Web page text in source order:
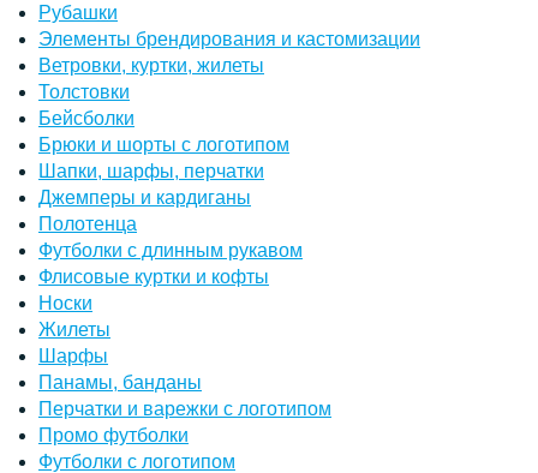
Рубашки
Элементы брендирования и кастомизации
Ветровки, куртки, жилеты
Толстовки
Бейсболки
Брюки и шорты с логотипом
Шапки, шарфы, перчатки
Джемперы и кардиганы
Полотенца
Футболки с длинным рукавом
Флисовые куртки и кофты
Носки
Жилеты
Шарфы
Панамы, банданы
Перчатки и варежки с логотипом
Промо футболки
Футболки с логотипом